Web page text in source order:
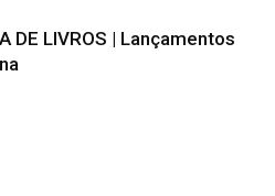
DE LIVROS | Lançamentos